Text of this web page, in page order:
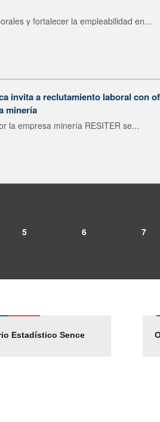
y fortalecer la empleabilidad en...
invita a reclutamiento laboral con
minería
la empresa minería RESITER se...
5 6 7
Estadístico Sence
Solicitud Audiencias